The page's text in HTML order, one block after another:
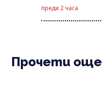
преди 2 часа
Прочети още